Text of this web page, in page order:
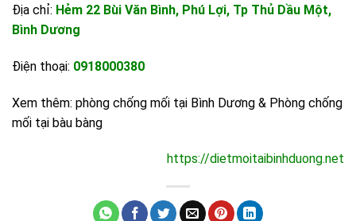
Địa chỉ: Hẻm 22 Bùi Văn Bình, Phú Lợi, Tp Thủ Dầu Một,
Bình Dương
Điện thoại: 0918000380
Xem thêm: phòng chống mối tại Bình Dương & Phòng chống
mối tại bàu bàng
https://dietmoitaibinhduong.net